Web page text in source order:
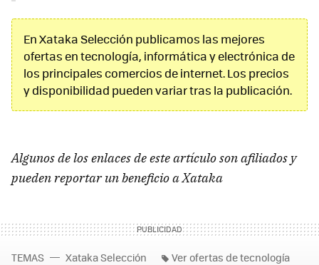
En Xataka Selección publicamos las mejores
ofertas en tecnología, informática y electrónica de
los principales comercios de internet. Los precios
y disponibilidad pueden variar tras la publicación.
Algunos de los enlaces de este artículo son afiliados y
pueden reportar un beneficio a Xataka
TEMAS Xataka Selección Ver ofertas de tecnología